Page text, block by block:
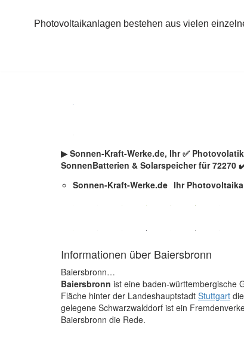
▶︎ Sonnen-Kraft-Werke.de, Ihr ✅
SonnenBatterien & Solarspeicher für
Sonnen-Kraft-Werke.de Ihr
Informationen über Baiersbronn
Baiersbronn…
Baiersbronn ist eine baden-württembergische
Fläche hinter der Landeshauptstadt Stuttgart
gelegene Schwarzwalddorf ist ein
Baiersbronn die Rede.